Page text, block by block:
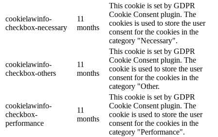
cookielawinfo-
checkbox-necessary
11
months
This cookie is set by GDPR
Cookie Consent plugin. The
cookies is used to store the user
consent for the cookies in the
category "Necessary".
cookielawinfo-
checkbox-others
11
months
This cookie is set by GDPR
Cookie Consent plugin. The
cookie is used to store the user
consent for the cookies in the
category "Other.
cookielawinfo-
checkbox-
performance
11
months
This cookie is set by GDPR
Cookie Consent plugin. The
cookie is used to store the user
consent for the cookies in the
category "Performance".